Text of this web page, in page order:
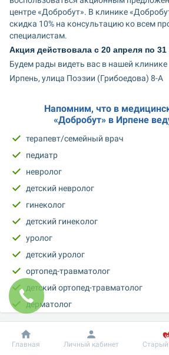
центре «Добробут». В клинике
скидка 10% на консультацию ко всем
специалистам.
Акция действовала с 20 апреля по 31
Будем рады видеть вас в нашей клинике
Ирпень, улица Поэзии (Грибоедова) 8-А
Напомним, что в
«Добробут» в Ирпене
терапевт/семейный врач
педиатр
невролог
детский невролог
гинеколог
детский гинеколог
уролог
детский уролог
ортопед-травматолог
детский ортопед-травматолог
дерматолог
детский дерматолог
гастроэнтеролог
Добробут Информация
Главная Личный кабинет